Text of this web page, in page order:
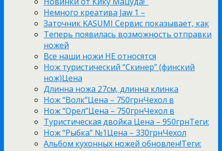
Немного креатива Jaw 1 –
Заточник KASUMI Сервис показывает, как
Теперь появилась возможность отправки
ножей
Все наши ножи НЕ относятся
Нож туристический “Скинер” (финский
нож)Цена
Длинна ножа 27см, длинна клинка
Нож “Волк”Цена – 750грнЧехол в
Нож “Орел”Цена – 750грнЧехол в
Туристическая двойка Цена – 950грнТеги:
Нож “Рыбка” №1Цена – 330грнЧехол
Альбом кухонных ножей обновлен!Теги: